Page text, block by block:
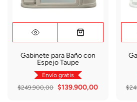
Gabinete para Baño con
Espejo Taupe
Envío gratis
$249.900,00 $139.900,00